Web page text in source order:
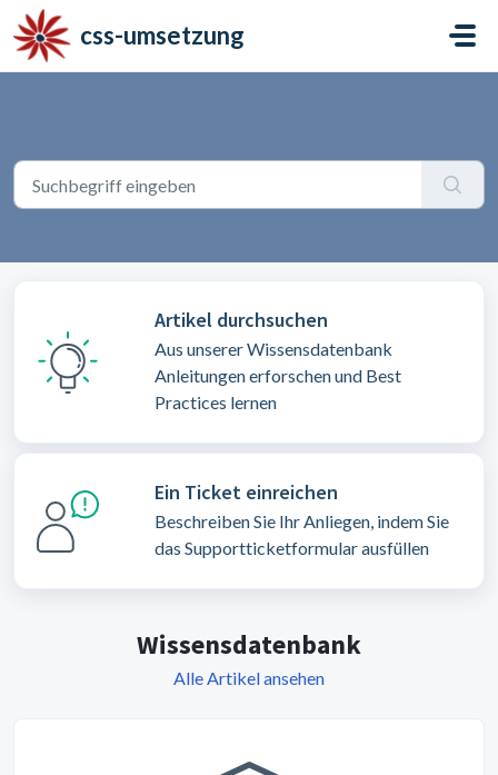
Zum hauptsächlichen Inhalt gehen
css-umsetzung
Artikel durchsuchen
Aus unserer Wissensdatenbank
Anleitungen erforschen und Best
Practices lernen
Ein Ticket einreichen
Beschreiben Sie Ihr Anliegen, indem Sie
das Supportticketformular ausfüllen
Wissensdatenbank
Alle Artikel ansehen